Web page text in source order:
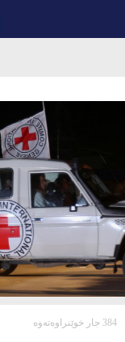
384 جار خوێنراوەتەوە